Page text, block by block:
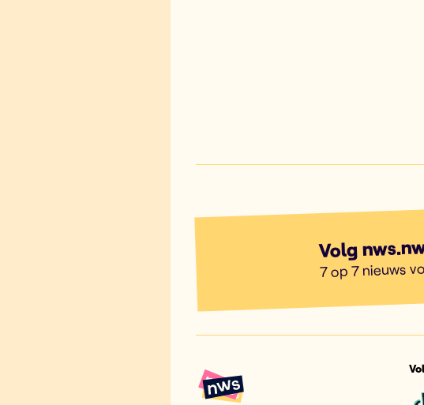
Volg
7 op 7 nieuws